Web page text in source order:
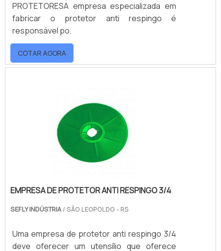
PROTETORESA empresa especializada em
fabricar o protetor anti respingo é
responsável po.
COTAR AGORA
EMPRESA DE PROTETOR ANTI RESPINGO 3/4
SEFLY INDÚSTRIA/ SÃO LEOPOLDO - RS
Uma empresa de protetor anti respingo 3/4
deve oferecer um utensílio que oferece